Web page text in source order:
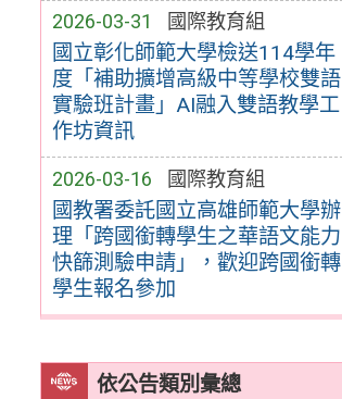
2026-03-31 國際教育組
國立彰化師範大學檢送114學年
度「補助擴增高級中等學校雙語
實驗班計畫」AI融入雙語教學工
作坊資訊
2026-03-16 國際教育組
國教署委託國立高雄師範大學辦
理「跨國銜轉學生之華語文能力
快篩測驗申請」，歡迎跨國銜轉
學生報名參加
依公告類別彙總